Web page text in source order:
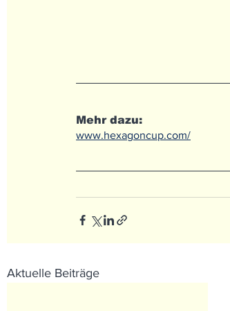
Mehr dazu:
www.hexagoncup.com/
Aktuelle Beiträge